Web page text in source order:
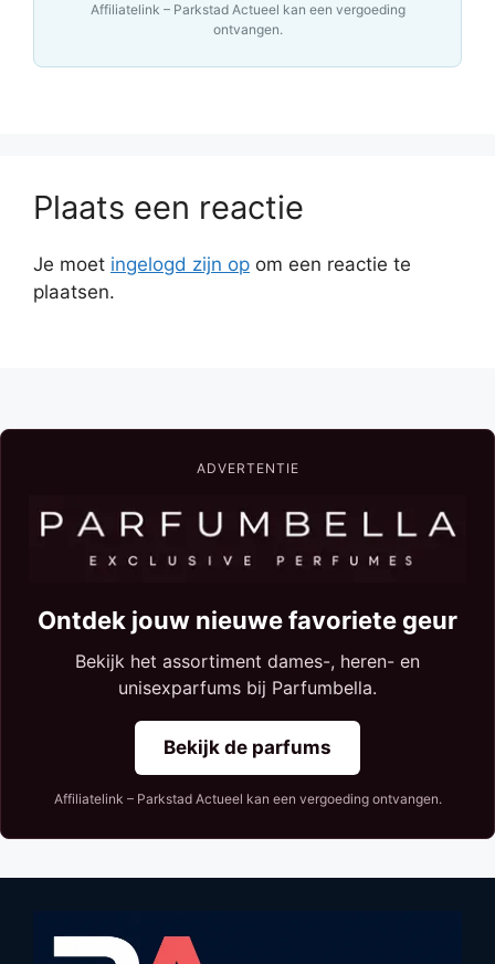
Affiliatelink – Parkstad Actueel kan een vergoeding
ontvangen.
Plaats een reactie
Je moet ingelogd zijn op om een reactie te
plaatsen.
ADVERTENTIE
Ontdek jouw nieuwe favoriete geur
Bekijk het assortiment dames-, heren- en
unisexparfums bij Parfumbella.
Bekijk de parfums
Affiliatelink – Parkstad Actueel kan een vergoeding ontvangen.